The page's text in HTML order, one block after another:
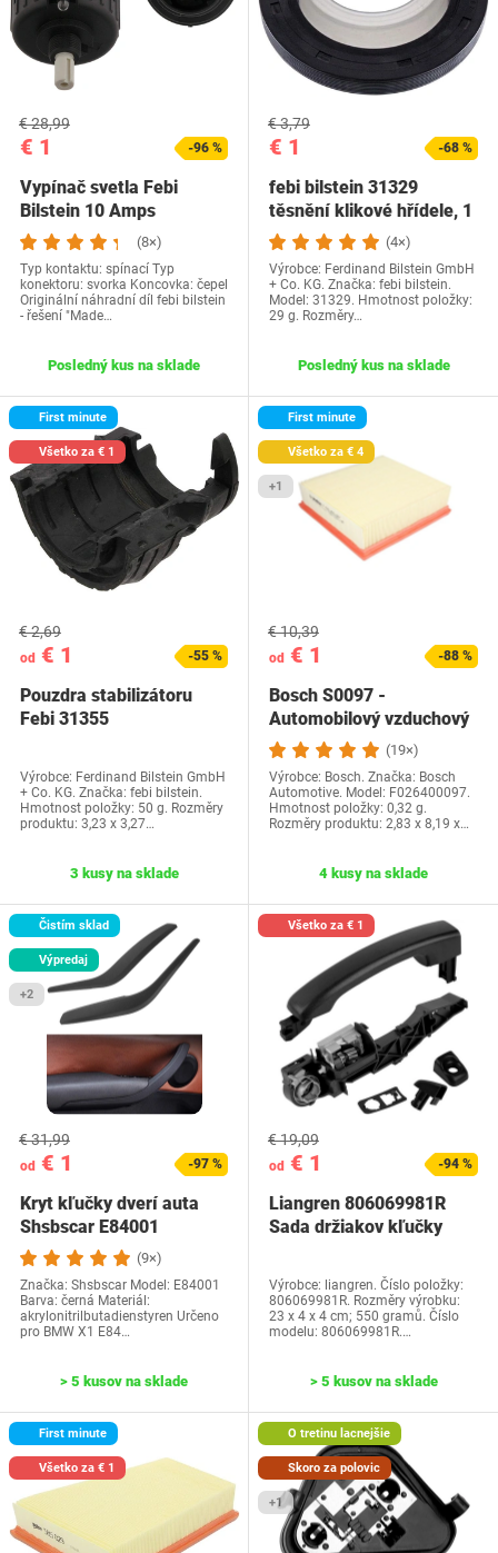
€ 1
€ 28,99
-96 %
Vypínač svetla Febi
Bilstein 10 Amps
(8×)
Typ kontaktu: spínací Typ
konektoru: svorka Koncovka: čepel
Originální náhradní díl febi bilstein
- řešení "Made…
Posledný kus na sklade
€ 1
€ 3,79
-68 %
febi bilstein 31329
těsnění klikové hřídele, 1
kus
(4×)
Výrobce: Ferdinand Bilstein GmbH
+ Co. KG. Značka: febi bilstein.
Model: 31329. Hmotnost položky:
29 g. Rozměry…
Posledný kus na sklade
First minute
Všetko za € 1
od € 1
€ 2,69
-55 %
Pouzdra stabilizátoru
Febi 31355
Výrobce: Ferdinand Bilstein GmbH
+ Co. KG. Značka: febi bilstein.
Hmotnost položky: 50 g. Rozměry
produktu: 3,23 x 3,27…
3 kusy na sklade
First minute
Všetko za € 4
+1
od € 1
€ 10,39
-88 %
Bosch S0097 -
Automobilový vzduchový
filter
(19×)
Výrobce: Bosch. Značka: Bosch
Automotive. Model: F026400097.
Hmotnost položky: 0,32 g.
Rozměry produktu: 2,83 x 8,19 x…
4 kusy na sklade
Čistím sklad
Výpredaj
+2
od € 1
€ 31,99
-97 %
Kryt kľučky dverí auta
Shsbscar E84001
(9×)
Značka: Shsbscar Model: ‎E84001
Barva: černá Materiál:
akrylonitrilbutadienstyren Určeno
pro BMW X1 E84…
> 5 kusov na sklade
Všetko za € 1
od € 1
€ 19,09
-94 %
Liangren 806069981R
Sada držiakov kľučky
Výrobce: ‎liangren. Číslo položky:
‎806069981R. Rozměry výrobku:
‎23 x 4 x 4 cm; 550 gramů. Číslo
modelu: ‎806069981R.…
> 5 kusov na sklade
First minute
Všetko za € 1
O tretinu lacnejšie
Skoro za polovic
+1